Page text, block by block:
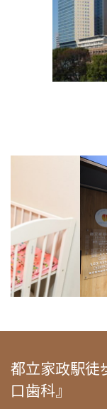
都立家政駅徒
口歯科』